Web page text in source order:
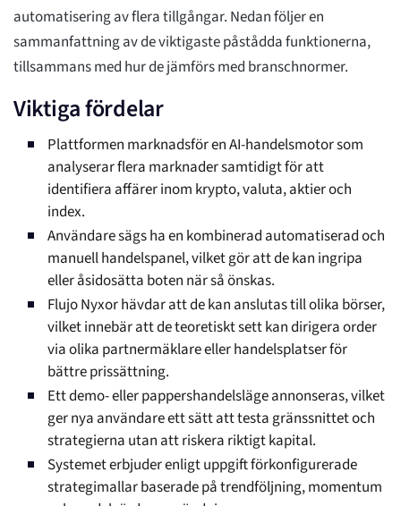
automatisering av flera tillgångar. Nedan följer en
sammanfattning av de viktigaste påstådda funktionerna,
tillsammans med hur de jämförs med branschnormer.
Viktiga fördelar
Plattformen marknadsför en AI-handelsmotor som
analyserar flera marknader samtidigt för att
identifiera affärer inom krypto, valuta, aktier och
index.
Användare sägs ha en kombinerad automatiserad och
manuell handelspanel, vilket gör att de kan ingripa
eller åsidosätta boten när så önskas.
Flujo Nyxor hävdar att de kan anslutas till olika börser,
vilket innebär att de teoretiskt sett kan dirigera order
via olika partnermäklare eller handelsplatser för
bättre prissättning.
Ett demo- eller pappershandelsläge annonseras, vilket
ger nya användare ett sätt att testa gränssnittet och
strategierna utan att riskera riktigt kapital.
Systemet erbjuder enligt uppgift förkonfigurerade
strategimallar baserade på trendföljning, momentum